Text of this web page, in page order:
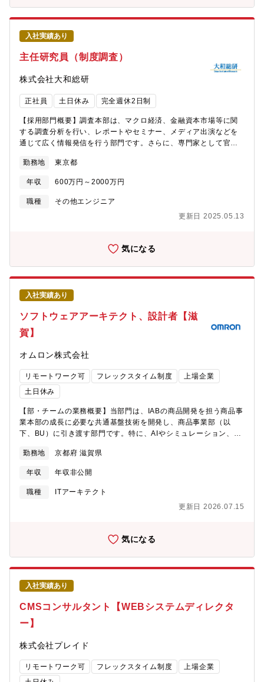
ール制）を採用 個人のライフスタイルに合わせて勤務時間をコ
ントロール（子供の送り迎えや病院付き添いなど中抜けも可）・
所関係なく働ける環境整備（ロケーションフリー制度）を導入。
北は北海道から南は沖縄までUIターン社員含め幅広い拠点での人
材がジョイン。・成果比率型裁量労働制の導入 業務の成果量を
80%や60%などに調整することで、個人の事情に応じた働き方を
実現するためのオリジナル制度・平均残業時間：20～30時間（労
働時間7.5時間で換算）★豊富なキャリア支援・ミーツ＆ナナミー
（1on1面談） 同じプロジェクトやグループ上長とだけの面談の
みならず、キャリア・働き方の視野を広げることを目的に業務上
関わりのないリーダーやスペシャリストとの面談も可能な、独自
の1on1の取り組み。・男女ともに育休や休職からの復帰時面談・
月一回の座談会や、初めてのリーダーシリーズなどの勉強会を開
段階目を取得
を行なっている開発組織・エンジニアを技術面からサポートいた
だきます。■お客様やパートナー様の技術環境と当社のコアプロダ
クトである『Broadleaf Cloud Platform』の統合・連携方法につ
いて要件定義、設計～運用までをリードしていただきます。■社内
のエンジニアリングチーム、ステークホルダーに対してコンサル
タント兼サブジェクト マター エキスパート（SME）の役割を担
い、導入に関する技術的障害を解決するとともに、改善を図って
いただきます。【PJの一例】・モビリティ領域におけるプラット
フォームサービスであるの基盤プラットフォームや新サービスの
開発プロジェクト・AIサービス、データ分析サービスのプロジェ
クト・機械学習、自然言語処理などを用いた研究開発プロジェク
ト・データの収集や要件定義、データ処理、分析に関するプロジ
ェクト・分析、予測、最適化の手法を研究開発し、ユーザー向け
のバックヤード企画構想設計・技術的支援全般の実装、運用支援
設。現在は高い専門知識と技術をもった25名が在籍しておりま
す。・アプリ・インフラ（10名）、データサイエンティストなど
援・サポートする組織です。・一般的なR&D組織とは異なり、技
実装を伴う部署です。・自動車メーカー、コンサルティングファ
ーム、SIer、事業会社の情シス部門出身者など多様なメンバーで
構成されています。★魅力■豊富なデータベース：国内における3
台に1台の車両データ、膨大な自動車の修理データ、年間20億点以
部品仕様：4億6000万点以上／車、部品の流通：2億点／車：
1682万台）■豊富なデータベースを活用した新サービスに携わ
る：これまで自動車アフターマーケットで約30年ビジネス展開を
してきて得られたビッグデータを使ったサービスを作っていま
す。・残業平均は23.5時間
入社実績あり
主任研究員（制度調査）
株式会社大和総研
正社員 土日休み 完全週休2日制
【採用部門概要】調査本部は、マクロ経済、金融資本市場等に関
する調査分析を行い、レポートやセミナー、メディア出演などを
通じて広く情報発信を行う部門です。さらに、専門家として官公
ニューヨーク、ロンドンの海外拠点も含め約70名の組織です。
【採用部門のミッション】法律・制度の調査・研究や、社内外へ
の情報発信を通じて、健全な金融・資本市場の発展に向けたある
べき法律・制度の実現に貢献することがミッションです。【職務
の改正動向の調査、レポート発信・大和証券グループ役職員や大
実施・経済雑誌等への寄稿、書籍の出版、マスコミからの取材対
応、メディアへの出演・課員のサポート（レポートのレビュー、
業務の指導等）【魅力】・売上やノルマにとらわれ過ぎず、調
査・研究に集中出来る環境です。業務を通して金融・資本市場の
発展への高い貢献を実感することができます。・政府が実効性の
ある施策を実施出来るよう、制度調査のエキスパートとしての立
場から提言をすることができます。【募集背景】採用部門のいっ
そうの体制強化を目的としています。調査・研究、レポートの執
筆・発表だけでなく若手研究員をリード/サポートしていただける
勤務地 東京都
年収 600万円～2000万円
職種
その他エンジニア
更新日 2025.05.13
気になる
入社実績あり
ソフトウェアアーキテクト、設計者【滋
賀】
オムロン株式会社
リモートワーク可 フレックスタイム制度
上場企業
土日休み
【部・チームの業務概要】当部門は、IABの商品開発を担う商品事
業本部の成長に必要な共通基盤技術を開発し、商品事業部（以
下、BU）に引き渡す部門です。特に、AIやシミュレーション、デ
ています。部門の拠点は、草津事業所（滋賀県草津市）、および
京都本社（京都市）です。【担っていただきたい具体的な仕事内
容】入社後、デジタルエンジニアリング技術の開発を担って頂き
ます。ご本人の経験、希望を踏まえて、スペシャリスト系、プロ
【スペシャリスト系の方】- デジタルエンジニアリング技術の探
ナ企業との連携と知財活動。【ソフトウェアアーキテクト系の
方】- ソフトウェアアーキテクチャの設計、若手技術者とのペアプ
ロやウォークスルーを通じたソフトウェア開発技術の指導。- 開発
テーマのプロジェクトマネジメント。【設計者の方】- AI技術を組
み込んだ統合ソフトウェア開発環境(プログラミング、シミュレー
ション)の開発- AI技術を組み込んだSaaSソフトの開発- シミュレ
ーションやバーチャルコミッショニングに関するSaaS向けや
Windows/Linux向けのソフトウェア開発- Webserverを活用した
アプリの開発【具体的な仕事内容に対しての期待する成果】【ス
ンジニアリング技術の探索と技術戦略の立案・実行。- パートナ企
業の発掘と技術的な関係強化。- 同社知財部門と連携して、知的財
産保護に向けた戦略的な特許出願。【ソフトウェアアーキテクト
系の方】- SaaS系ソフトウェアのアーキテクチャ設計、若手への
勤務地 京都府 滋賀県
年収 年収非公開
職種
ITアーキテクト
更新日 2026.07.15
気になる
入社実績あり
CMSコンサルタント【WEBシステムディレクタ
ー】
株式会社プレイド
リモートワーク可 フレックスタイム制度
上場企業